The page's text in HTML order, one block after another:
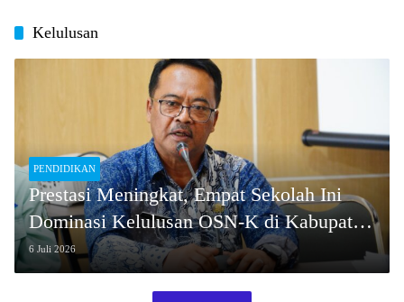
Kelulusan
PENDIDIKAN
Prestasi Meningkat, Empat Sekolah Ini
Dominasi Kelulusan OSN-K di Kabupaten
Tasikmalaya
6 Juli 2026